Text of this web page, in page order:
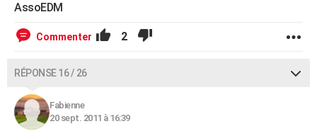
AssoEDM
Commenter 2
RÉPONSE 16 / 26
Fabienne
20 sept. 2011 à 16:39